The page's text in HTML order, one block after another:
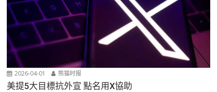
2026-04-01 熊猫时报
美提5大目標抗外宣 點名用X協助